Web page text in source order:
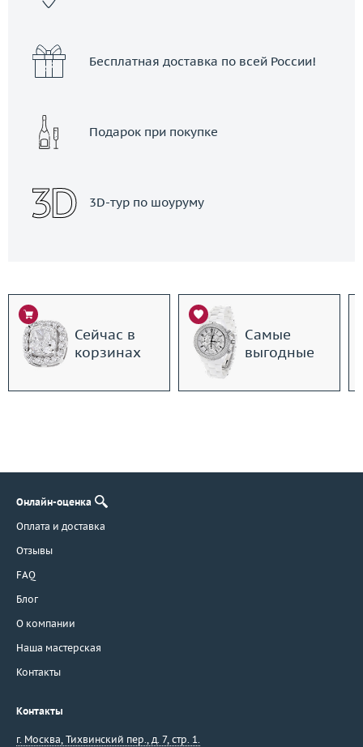
Бесплатная доставка по всей России!
Подарок при покупке
3D-тур по шоуруму
Сейчас в
корзинах
Самые
выгодные
Онлайн-оценка
Оплата и доставка
Отзывы
FAQ
Блог
О компании
Наша мастерская
Контакты
Контакты
г. Москва, Тихвинский пер., д. 7, стр. 1.